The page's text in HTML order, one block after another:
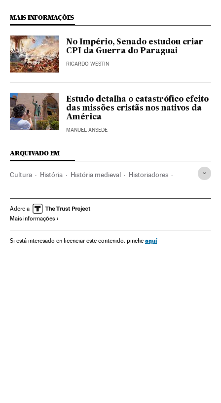
MAIS INFORMAÇÕES
No Império, Senado estudou criar
CPI da Guerra do Paraguai
RICARDO WESTIN
Estudo detalha o catastrófico efeito
das missões cristãs nos nativos da
América
MANUEL ANSEDE
ARQUIVADO EM
Cultura História História medieval Historiadores
Adere a
Mais informações
Si está interesado en licenciar este contenido, pinche aquí